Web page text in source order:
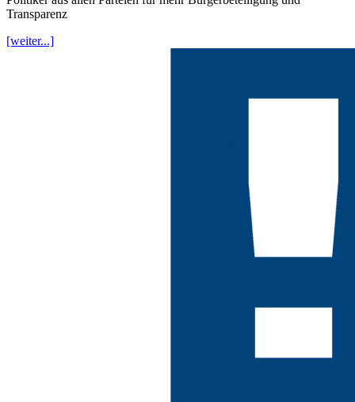
Transparenz
[weiter...]